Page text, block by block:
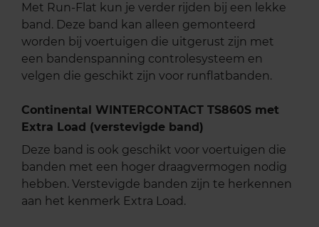
Met Run-Flat kun je verder rijden bij een lekke
band. Deze band kan alleen gemonteerd
worden bij voertuigen die uitgerust zijn met
een bandenspanning controlesysteem en
velgen die geschikt zijn voor runflatbanden.
Continental WINTERCONTACT TS860S met
Extra Load (verstevigde band)
Deze band is ook geschikt voor voertuigen die
banden met een hoger draagvermogen nodig
hebben. Verstevigde banden zijn te herkennen
aan het kenmerk Extra Load.